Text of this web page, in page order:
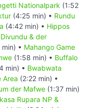
Nationalpark (1:52
(4:25 min) • Rundu
(4:42 min) • Hippos
Divundu & der
min) • Mahango Game
(1:58 min) • Buffalo
min) • Bwabwata
Area (2:22 min) •
der Mafwe (1:37 min)
Rupara NP &